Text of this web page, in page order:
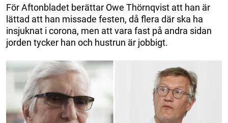
För Aftonbladet berättar Owe Thörnqvist att han är
lättad att han missade festen, då flera där ska ha
insjuknat i corona, men att vara fast på andra sidan
jorden tycker han och hustrun är jobbigt.